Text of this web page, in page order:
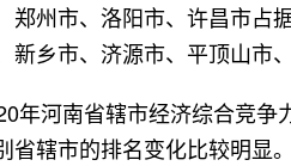
郑州市、洛阳市、许昌市占
乡市、济源市、平顶山市
年河南省辖市经济综合竞
辖市的排名变化比较明显